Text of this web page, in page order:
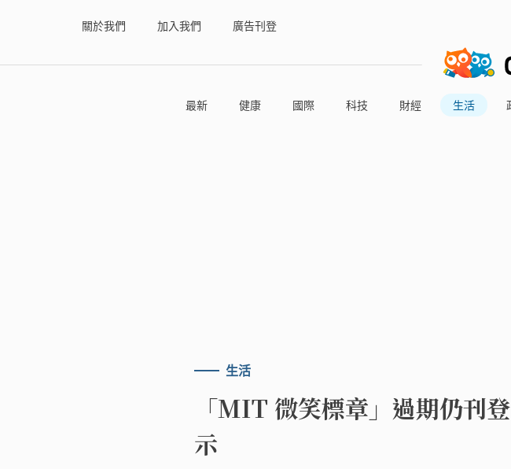
關於我們 加入我們 廣告刊登
最新 健康 國際 科技 財經 生活
生活
「MIT 微笑標章」過期仍刊
示